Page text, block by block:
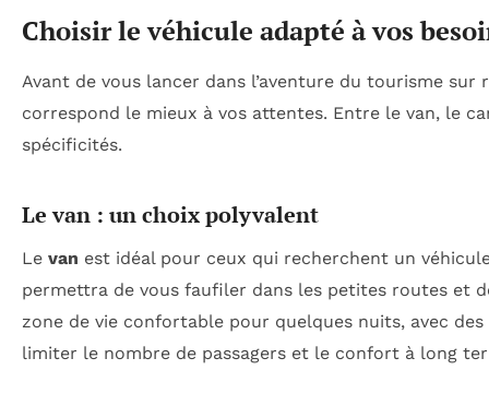
Choisir le véhicule adapté à vos
Avant de vous lancer dans l’aventure du tourisme
correspond le mieux à vos attentes. Entre le van, le
spécificités.
Le van : un choix polyvalent
Le van est idéal pour ceux qui recherchent un
permettra de vous faufiler dans les petites routes et
zone de vie confortable pour quelques nuits, avec
limiter le nombre de passagers et le confort à long